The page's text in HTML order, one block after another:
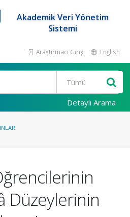
Akademik Veri Yönetim
Sistemi
Araştırmacı Girişi English
Detaylı Arama
Düzeylerinin